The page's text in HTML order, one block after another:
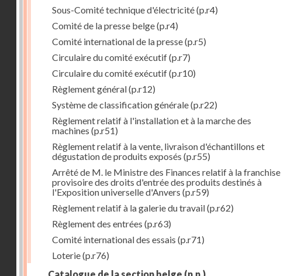
Sous-Comité technique d'électricité(p.r4)
Comité de la presse belge(p.r4)
Comité international de la presse(p.r5)
Circulaire du comité exécutif(p.r7)
Circulaire du comité exécutif(p.r10)
Règlement général(p.r12)
Système de classification générale(p.r22)
Règlement relatif à l'installation et à la marche des
machines (p.r51)
Règlement relatif à la vente, livraison d'échantillons et
dégustation de produits exposés (p.r55)
Arrêté de M. le Ministre des Finances relatif à la franchise
provisoire des droits d'entrée des produits destinés à
l'Exposition universelle d'Anvers (p.r59)
Règlement relatif à la galerie du travail(p.r62)
Règlement des entrées (p.r63)
Comité international des essais (p.r71)
Loterie(p.r76)